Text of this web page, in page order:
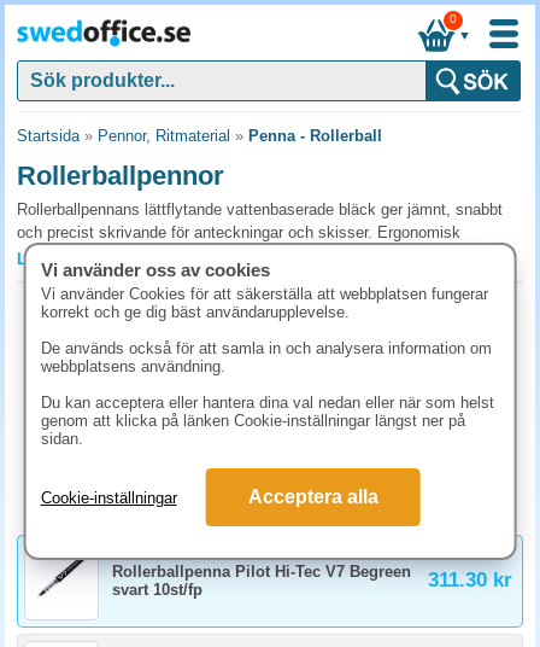
▼
0
Startsida» Pennor, Ritmaterial » Penna - Rollerball
Rollerballpennor
Rollerballpennans lättflytande vattenbaserade bläck ger jämnt, snabbt
och precist skrivande för anteckningar och skisser. Ergonomisk
utformning och greppvänliga modeller gör den bekväm vid
långtidsanvändning, och det finns miljövänliga varianter. Välj en rollerball
för en pålitlig, proffsig och effektiv skrivupplevelse i både arbete och
Vanliga frågor och svar om rollerballpennor
Rollerball eller kulspetspenna?
Rollerball har vattenbaserat bläck som flyter lättare och passar dig som
skriver mycket eller fort, eller skriver på olika papperskvaliteter.
Kulspetspenna har oljebaserat bläck som torkar snabbare och inte syras
igenom papperet, vilket är pålitligare för formulär och kopieringspapper.
Hur länge håller en rollerballpenna?
En kvalitetspenna med refill håller flera år. Engångsmodeller skriver
färre meter. Köp refillbar modell för längsta livstid och för ett
Läs mer »
Rollerballpenna Pilot Hi-Tec V7 Begreen
svart 10st/fp
Art.nr:442865
311.30 kr (inkl. moms)
Rollerballpenna Pilot Hi-Tec V7 Begreen
svart 10st/fp
311.30 kr
Vi använder oss av cookies
Vi använder Cookies för att säkerställa att webbplatsen fungerar
korrekt och ge dig bäst användarupplevelse.
De används också för att samla in och analysera information om
webbplatsens användning.
Du kan acceptera eller hantera dina val nedan eller när som helst
genom att klicka på länken Cookie-inställningar längst ner på
sidan.
Cookie-inställningar Acceptera alla